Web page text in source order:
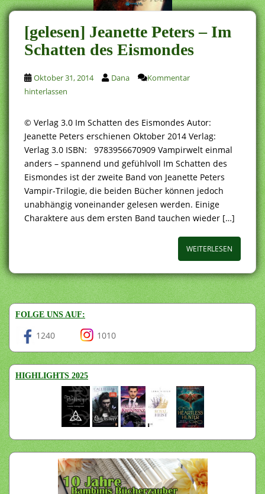
[gelesen] Jeanette Peters – Im
Schatten des Eismondes
Oktober 31, 2014 Dana
Kommentar
hinterlassen
© Verlag 3.0 Im Schatten des Eismondes Autor:
Jeanette Peters erschienen Oktober 2014 Verlag:
Verlag 3.0 ISBN: 9783956670909 Vampirwelt einmal
anders – spannend und gefühlvoll Im Schatten des
Eismondes ist der zweite Band von Jeanette Peters
Vampir-Trilogie, die beiden Bücher können jedoch
unabhängig voneinander gelesen werden. Einige
Charaktere aus dem ersten Band tauchen wieder […]
WEITERLESEN
FOLGE UNS AUF:
1240 1010
HIGHLIGHTS 2025